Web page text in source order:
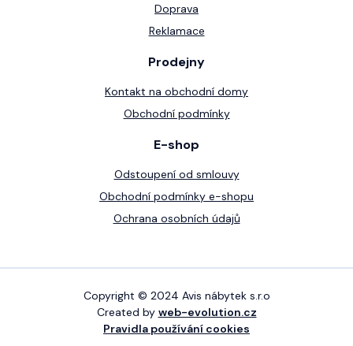
Doprava
Reklamace
Prodejny
Kontakt na obchodní domy
Obchodní podmínky
E-shop
Odstoupení od smlouvy
Obchodní podmínky e-shopu
Ochrana osobních údajů
Copyright © 2024 Avis nábytek s.r.o
Created by web-evolution.cz
Pravidla používání cookies